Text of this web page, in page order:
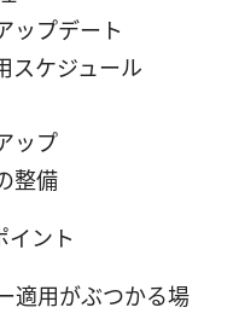
ップデート
スケジュール
ップ
整備
イント
適用がぶつかる場